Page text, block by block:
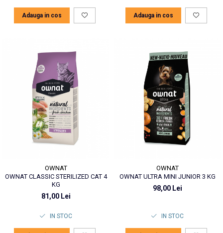
Adauga in cos Adauga in cos
OWNAT
OWNAT CLASSIC STERILIZED CAT 4
KG
81,00 Lei
IN STOC
OWNAT
OWNAT ULTRA MINI JUNIOR 3 KG
98,00 Lei
IN STOC